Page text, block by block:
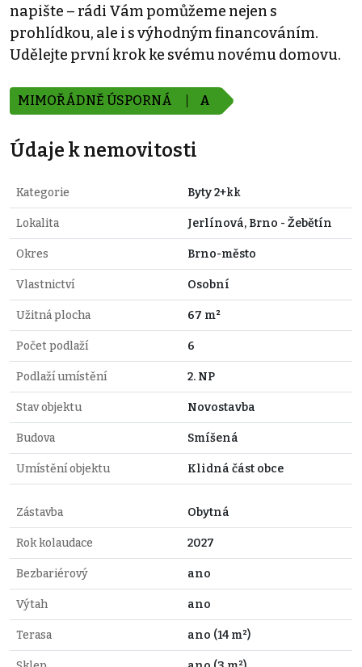
napište – rádi Vám pomůžeme nejen s
prohlídkou, ale i s výhodným financováním.
Udělejte první krok ke svému novému domovu.
MIMOŘÁDNĚ ÚSPORNÁ A
Údaje k nemovitosti
Kategorie Byty 2+kk
Lokalita Jerlínová, Brno - Žebětín
Okres Brno-město
Vlastnictví Osobní
Užitná plocha 67 m²
Počet podlaží 6
Podlaží umístění 2. NP
Stav objektu Novostavba
Budova Smíšená
Umístění objektu Klidná část obce
Zástavba Obytná
Rok kolaudace 2027
Bezbariérový ano
Výtah ano
Terasa ano (14 m²)